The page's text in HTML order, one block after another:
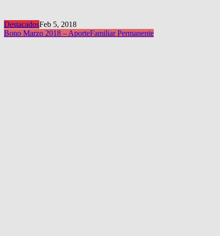
DestacadosFeb 5, 2018
Bono Marzo 2018 – AporteFamiliar Permanente